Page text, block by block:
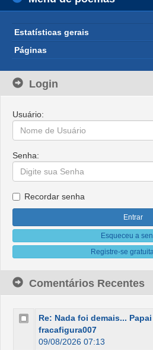
Estatísticas gerais
Páginas
Login
Usuário:
Senha:
Recordar senha
Esqueceu a
Registre-se
Comentários Recentes
Re: Nada foi demais...
fracafigura007
09/08/2026 07:13